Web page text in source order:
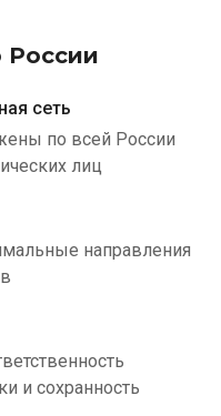
России
сеть
по всей России
лиц
направления
и сохранность